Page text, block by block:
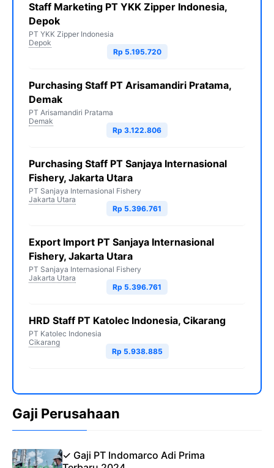
Staff Marketing PT YKK Zipper Indonesia,
Depok
PT YKK Zipper Indonesia
Depok
Rp 5.195.720
Purchasing Staff PT Arisamandiri Pratama,
Demak
PT Arisamandiri Pratama
Demak
Rp 3.122.806
Purchasing Staff PT Sanjaya Internasional
Fishery, Jakarta Utara
PT Sanjaya Internasional Fishery
Jakarta Utara
Rp 5.396.761
Export Import PT Sanjaya Internasional
Fishery, Jakarta Utara
PT Sanjaya Internasional Fishery
Jakarta Utara
Rp 5.396.761
HRD Staff PT Katolec Indonesia, Cikarang
PT Katolec Indonesia
Cikarang
Rp 5.938.885
Gaji Perusahaan
✓ Gaji PT Indomarco Adi Prima